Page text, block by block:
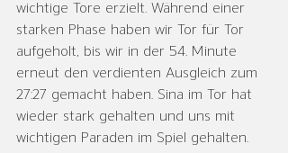
wichtige Tore erzielt. Während einer
starken Phase haben wir Tor für Tor
aufgeholt, bis wir in der 54. Minute
erneut den verdienten Ausgleich zum
27:27 gemacht haben. Sina im Tor hat
wieder stark gehalten und uns mit
wichtigen Paraden im Spiel gehalten.